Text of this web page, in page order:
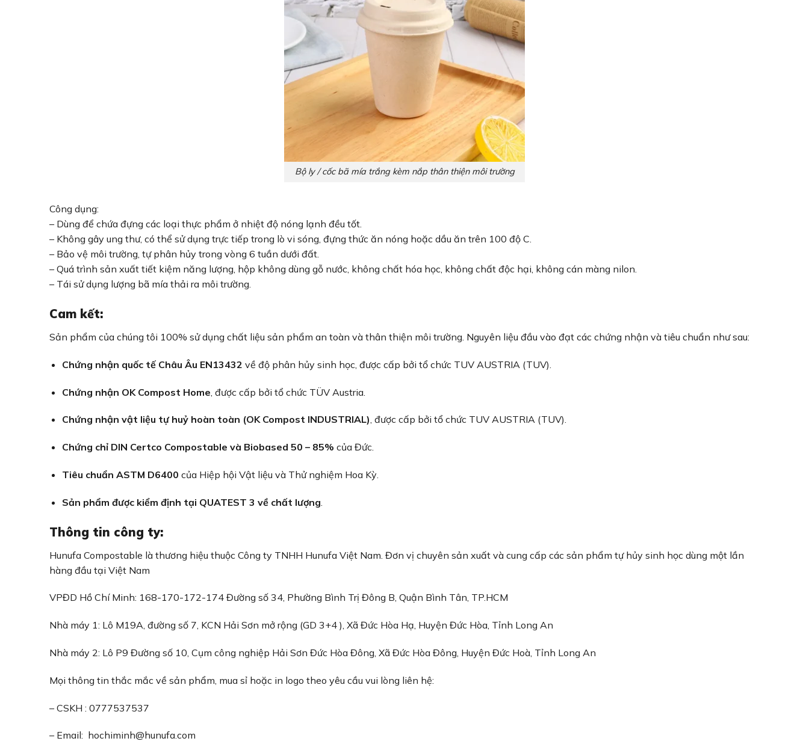
Bộ ly / cốc bã mía trắng kèm nắp thân thiện môi trường
Công dụng:
– Dùng để chứa đựng các loại thực phẩm ở nhiệt độ nóng lạnh đều tốt.
– Không gây ung thư, có thể sử dụng trực tiếp trong lò vi sóng, đựng thức ăn nóng hoặc dầu ăn trên 100 độ C.
– Bảo vệ môi trường, tự phân hủy trong vòng 6 tuần dưới đất.
– Quá trình sản xuất tiết kiệm năng lượng, hộp không dùng gỗ nước, không chất hóa học, không chất độc hại, không cán màng nilon.
– Tái sử dụng lượng bã mía thải ra môi trường.
Cam kết:
Sản phẩm của chúng tôi 100% sử dụng chất liệu sản phẩm an toàn và thân thiện môi trường. Nguyên liệu đầu vào đạt các chứng nhận và tiêu chuẩn như sau:
Chứng nhận quốc tế Châu Âu EN13432 về độ phân hủy sinh học, được cấp bởi tổ chức TUV AUSTRIA (TUV).
Chứng nhận OK Compost Home , được cấp bởi tổ chức TÜV Austria.
Chứng nhận vật liệu tự huỷ hoàn toàn (OK Compost INDUSTRIAL), được cấp bởi tổ chức TUV AUSTRIA (TUV).
Chứng chỉ DIN Certco Compostable và Biobased 50 – 85% của Đức.
Tiêu chuẩn ASTM D6400 của Hiệp hội Vật liệu và Thử nghiệm Hoa Kỳ.
Sản phẩm được kiểm định tại QUATEST 3 về chất lượng
Thông tin công ty:
Hunufa Compostable là thương hiệu thuộc Công ty TNHH Hunufa Việt Nam. Đơn vị chuyên sản xuất và cung cấp các sản phẩm tự hủy sinh học dùng một lần
hàng đầu tại Việt Nam
VPĐD Hồ Chí Minh: 168-170-172-174 Đường số 34, Phường Bình Trị Đông B, Quận Bình Tân, TP.HCM
Nhà máy 1: Lô M19A, đường số 7, KCN Hải Sơn mở rộng (GD 3+4 ), Xã Đức Hòa Hạ, Huyện Đức Hòa, Tỉnh Long An
Nhà máy 2: Lô P9 Đường số 10, Cụm công nghiệp Hải Sơn Đức Hòa Đông, Xã Đức Hòa Đông, Huyện Đức Hoà, Tỉnh Long An
Mọi thông tin thắc mắc về sản phẩm, mua sỉ hoặc in logo theo yêu cầu vui lòng liên hệ:
– CSKH : 0777537537
– Email: hochiminh@hunufa.com